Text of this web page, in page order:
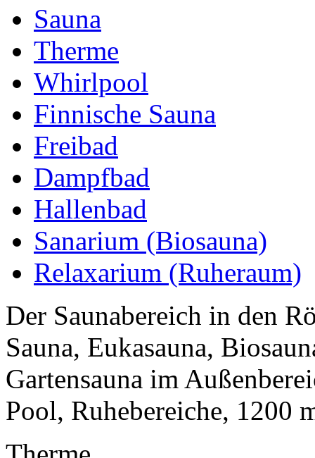
Sauna
Therme
Whirlpool
Finnische Sauna
Freibad
Dampfbad
Hallenbad
Sanarium (Biosauna)
Relaxarium (Ruheraum)
Der Saunabereich in den
Sauna, Eukasauna,
Gartensauna im
Pool, Ruhebereiche, 1200